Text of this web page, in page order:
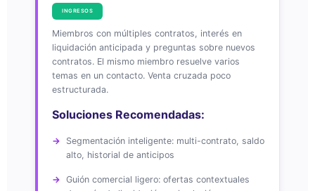
INGRESOS
Miembros con múltiples contratos, interés en
liquidación anticipada y preguntas sobre nuevos
contratos. El mismo miembro resuelve varios
temas en un contacto. Venta cruzada poco
estructurada.
Soluciones Recomendadas:
Segmentación inteligente: multi-contrato, saldo
alto, historial de anticipos
Guión comercial ligero: ofertas contextuales